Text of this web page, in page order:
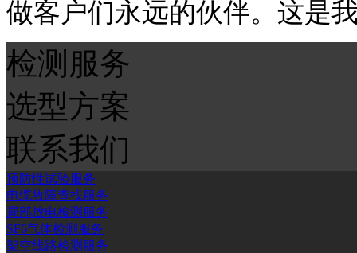
做客户们永远的伙伴。这是
检测服务
选型方案
联系我们
预防性试验服务
电缆故障查找服务
局部放电检测服务
SF6气体检测服务
架空线路检测服务